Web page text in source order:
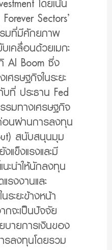
โดยเน้น
Sectors’
มที่มีศักยภาพ
เคลื่อนด้วยเมกะ
AI Boom ซึ่ง
ศรษฐกิจในระยะ
ที่ ประธาน Fed
รมทางเศรษฐกิจ
อนผ่านการลงทุน
สนับสนุนมุม
แข็งแรงและมี
นำให้นักลงทุน
งงานและ
ระยะข้างหน้า
จะเป็นปัจจัย
ายการเงินของ
รลงทุนโดยรวม